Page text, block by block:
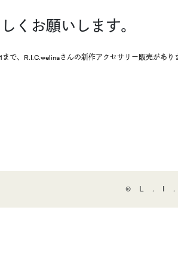
くお願いします。
で、R.I.C.welinaさんの新作アクセサリー販売があり